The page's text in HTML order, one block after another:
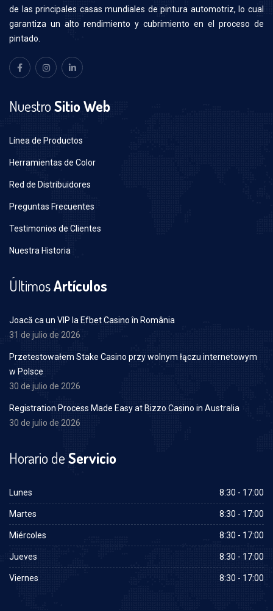
de las principales casas mundiales de pintura automotriz, lo cual
garantiza un alto rendimiento y cubrimiento en el proceso de
pintado.
NuestroSitio Web
Línea de Productos
Herramientas de Color
Red de Distribuidores
Preguntas Frecuentes
Testimonios de Clientes
Nuestra Historia
ÚltimosArtículos
Joacă ca un VIP la Efbet Casino în România
31 de julio de 2026
Przetestowałem Stake Casino przy wolnym łączu internetowym
w Polsce
30 de julio de 2026
Registration Process Made Easy at Bizzo Casino in Australia
30 de julio de 2026
Horario deServicio
Lunes 8:30 - 17:00
Martes 8:30 - 17:00
Miércoles 8:30 - 17:00
Jueves 8:30 - 17:00
Viernes 8:30 - 17:00